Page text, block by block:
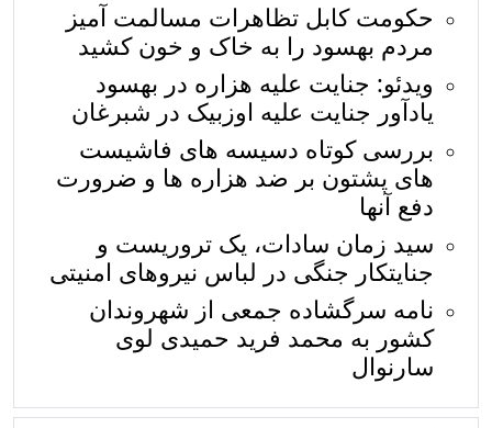
حکومت کابل تظاهرات مسالمت آمیز
مردم بهسود را به خاک و خون کشید
ویدئو: جنایت علیه هزاره در بهسود
یادآور جنایت علیه اوزبیک در شبرغان
بررسی کوتاه دسیسه های فاشیست
های پشتون بر ضد هزاره ها و ضرورت
دفع آنها
سید زمان سادات، یک تروریست و
جنایتکار جنگی در لباس نیروهای امنیتی
نامه سرگشاده جمعی از شهروندان
کشور به محمد فرید حمیدی لوی
سارنوال